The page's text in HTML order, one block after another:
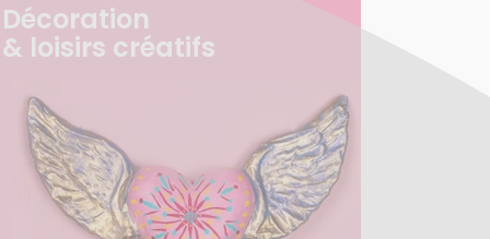
Décoration
& loisirs créatifs